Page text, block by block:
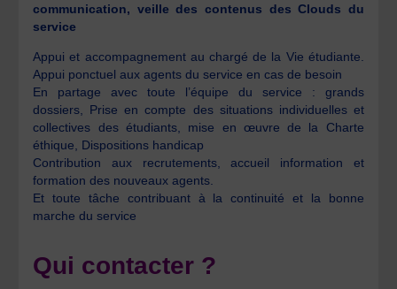
communication, veille des contenus des Clouds du
service
Appui et accompagnement au chargé de la Vie étudiante.
Appui ponctuel aux agents du service en cas de besoin
En partage avec toute l’équipe du service : grands
dossiers, Prise en compte des situations individuelles et
collectives des étudiants, mise en œuvre de la Charte
éthique, Dispositions handicap
Contribution aux recrutements, accueil information et
formation des nouveaux agents.
Et toute tâche contribuant à la continuité et la bonne
marche du service
Qui contacter ?